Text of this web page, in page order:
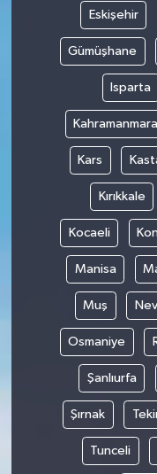
Eskişehir
Gümüşhane
Isparta
Kars
Kırıkkale
Kocaeli
Manisa
Muş
Osmaniye
Şanlıurfa
Şırnak
Tunceli